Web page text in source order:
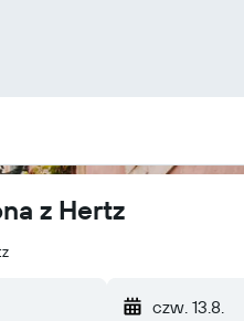
z Hertz
czw. 13.8.